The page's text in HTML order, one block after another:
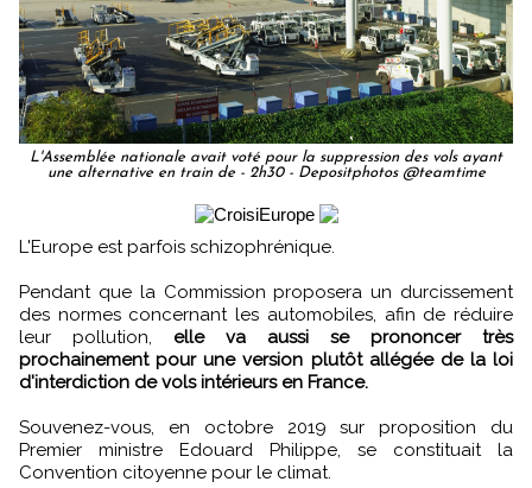
L'Assemblée nationale avait voté pour la suppression des vols ayant
une alternative en train de - 2h30 - Depositphotos @teamtime
L'Europe est parfois schizophrénique.
Pendant que la Commission proposera un durcissement
des normes concernant les automobiles, afin de réduire
leur pollution, elle va aussi se prononcer très
prochainement pour une version plutôt allégée de la loi
d'interdiction de vols intérieurs en France.
Souvenez-vous, en octobre 2019 sur proposition du
Premier ministre Edouard Philippe, se constituait la
Convention citoyenne pour le climat.